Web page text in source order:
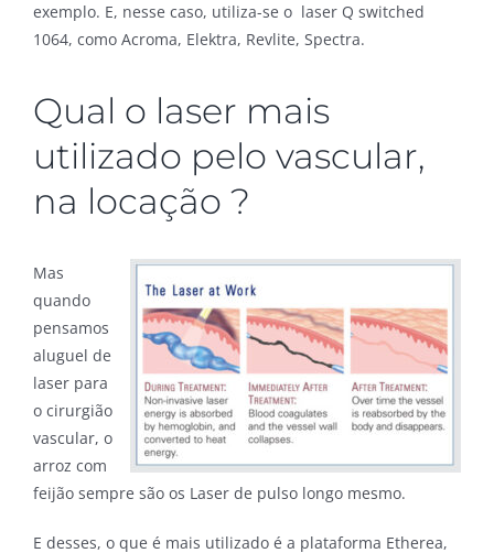
exemplo. E, nesse caso, utiliza-se o laser Q switched
1064, como Acroma, Elektra, Revlite, Spectra.
Qual o laser mais
utilizado pelo vascular,
na locação ?
Mas
quando
pensamos
aluguel de
laser para
o cirurgião
vascular, o
arroz com
feijão sempre são os Laser de pulso longo mesmo.
E desses, o que é mais utilizado é a plataforma Etherea,